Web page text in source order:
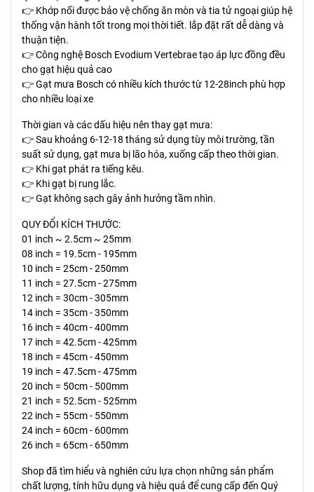
👉 Khớp nối được bảo vệ chống ăn mòn và tia tử ngoại giúp hệ
thống vận hành tốt trong mọi thời tiết. lắp đặt rất dễ dàng và
thuận tiện.
👉 Công nghệ Bosch Evodium Vertebrae tạo áp lực đồng đều
cho gạt hiệu quả cao
👉 Gạt mưa Bosch có nhiều kích thước từ 12-28inch phù hợp
cho nhiều loại xe
Thời gian và các dấu hiệu nên thay gạt mưa:
👉 Sau khoảng 6-12-18 tháng sử dụng tùy môi trường, tần
suất sử dụng, gạt mưa bị lão hóa, xuống cấp theo thời gian.
👉 Khi gạt phát ra tiếng kêu.
👉 Khi gạt bị rung lắc.
👉 Gạt không sạch gây ảnh hưởng tầm nhìn.
QUY ĐỔI KÍCH THƯỚC:
01 inch ~ 2.5cm ~ 25mm
08 inch = 19.5cm - 195mm
10 inch = 25cm - 250mm
11 inch = 27.5cm - 275mm
12 inch = 30cm - 305mm
14 inch = 35cm - 350mm
16 inch = 40cm - 400mm
17 inch = 42.5cm - 425mm
18 inch = 45cm - 450mm
19 inch = 47.5cm - 475mm
20 inch = 50cm - 500mm
21 inch = 52.5cm - 525mm
22 inch = 55cm - 550mm
24 inch = 60cm - 600mm
26 inch = 65cm - 650mm
Shop đã tìm hiểu và nghiên cứu lựa chọn những sản phẩm
chất lượng, tính hữu dụng và hiệu quả để cung cấp đến Quý